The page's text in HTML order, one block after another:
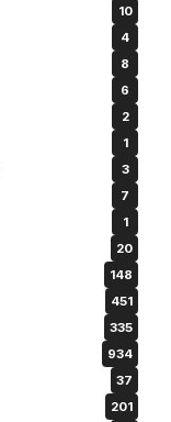
10
4
8
6
2
1
3
7
1
20
148
451
335
934
37
201